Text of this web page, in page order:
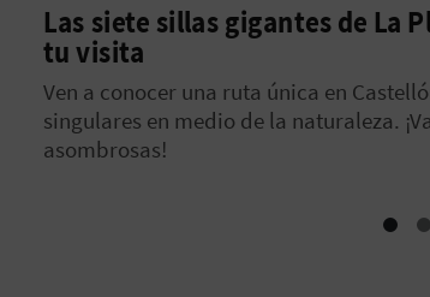
Las siete sillas gigantes de La
tu visita
Ven a conocer una ruta única en
singulares en medio de la naturaleza.
asombrosas!